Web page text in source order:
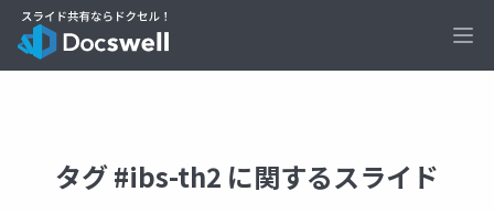
タグ #ibs-th2 に関するスライド